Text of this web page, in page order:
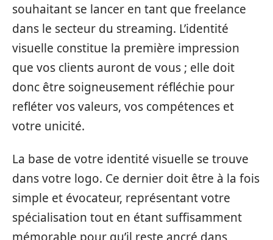
souhaitant se lancer en tant que freelance
dans le secteur du streaming. L’identité
visuelle constitue la première impression
que vos clients auront de vous ; elle doit
donc être soigneusement réfléchie pour
refléter vos valeurs, vos compétences et
votre unicité.
La base de votre identité visuelle se trouve
dans votre logo. Ce dernier doit être à la fois
simple et évocateur, représentant votre
spécialisation tout en étant suffisamment